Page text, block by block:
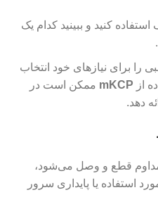
کنید و ببینید کدام یک
را برای نیازهای خود انتخاب
از mKCP ممکن است در
دهد.
مداوم قطع و وصل می‌شود،
استفاده یا پایداری سرور